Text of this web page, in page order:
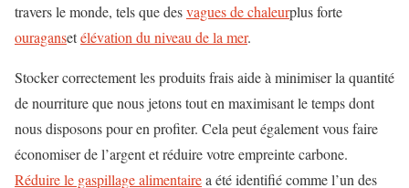
travers le monde, tels que desvagues de chaleurplus forte
ouragansetélévation du niveau de la mer.
Stocker correctement les produits frais aide à minimiser la quantité
de nourriture que nous jetons tout en maximisant le temps dont
nous disposons pour en profiter. Cela peut également vous faire
économiser de l’argent et réduire votre empreinte carbone.
Réduire le gaspillage alimentairea été identifié comme l’un des